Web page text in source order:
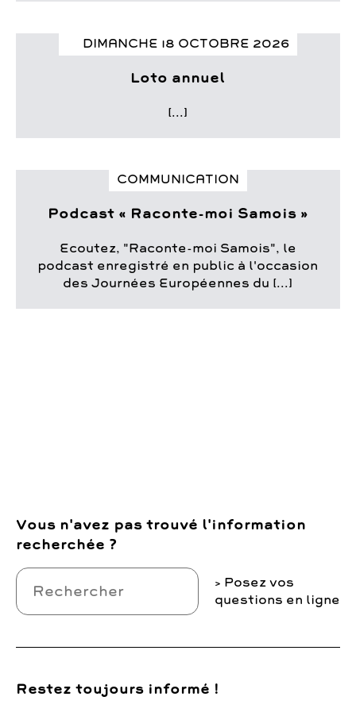
DIMANCHE 18 OCTOBRE 2026
Loto annuel
[...]
COMMUNICATION
Podcast « Raconte-moi Samois »
Ecoutez, "Raconte-moi Samois", le
podcast enregistré en public à l'occasion
des Journées Européennes du [...]
Vous n'avez pas trouvé l'information
recherchée ?
Posez vos
questions en ligne
Restez toujours informé !